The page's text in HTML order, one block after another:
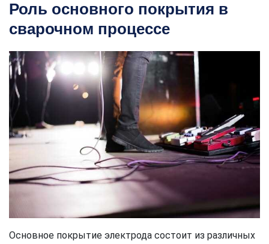
Роль основного покрытия в
сварочном процессе
Основное покрытие электрода состоит из различных